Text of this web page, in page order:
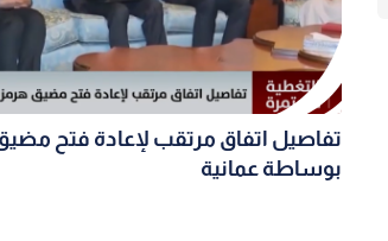
تفاصيل اتفاق مرتقب لإعادة فتح
بوساطة عمانية